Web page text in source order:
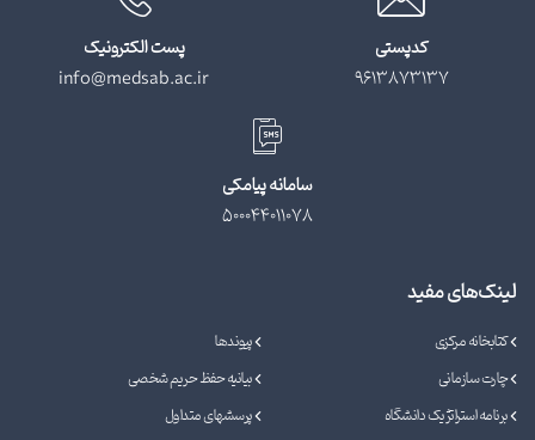
کدپستی
9613873137
پست الکترونیک
info@medsab.ac.ir
سامانه پیامکی
500044011078
لینک‌های مفید
کتابخانه مرکزی
پیوندها
چارت سازمانی
بیانیه حفظ حریم شخصی
برنامه استراتژیک دانشگاه
پرسشهای متداول